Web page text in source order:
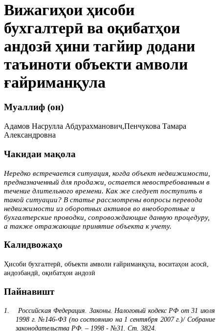
Вижагиҳои ҳисоби
бухгалтерӣ ва оқибатҳои
андозӣ ҳини тагйир додани
таъиноти объекти амволи
ғайриманқула
Муаллиф (он)
Адамов Насрулла Абдурахманович,Пенчукова Тамара
Александровна
Чакидаи мақола
Нередко встречается ситуация, когда объект недвижимости,
предназначенный для продажи, остается невостребованным в
течение длительного времени. Как же следует поступить в
такой ситуации? В статье рассмотрены вопросы перевода
недвижимости из оборотных активов во внеоборотные и
бухгалтерские проводки, сопровождающие данную процедуру,
а также отражающие принятие объекта к учету.
Калидвожаҳо
Ҳисоби бухгалтерӣ, объекти амволи ғайриманқула, воситаҳои асосӣ,
андозбандӣ, оқибатҳои андозӣ
Пайнавишт
1.
Российская Федерация. Законы. Налоговый кодекс РФ от 31 июля
1998 г. №146-ФЗ (по состоянию на 1 сентября 2007 г.)/ Собрание
законодательства РФ. – 1998 - №31. Ст. 3824.